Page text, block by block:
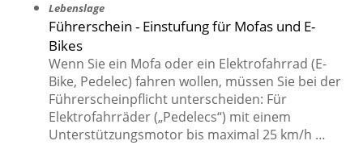
Lebenslage
Führerschein - Einstufung für Mofas und E-
Bikes
Wenn Sie ein Mofa oder ein Elektrofahrrad (E-
Bike, Pedelec) fahren wollen, müssen Sie bei der
Führerscheinpflicht unterscheiden: Für
Elektrofahrräder („Pedelecs“) mit einem
Unterstützungsmotor bis maximal 25 km/h …